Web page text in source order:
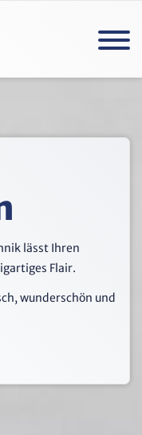
lässt Ihren
Flair.
wunderschön und